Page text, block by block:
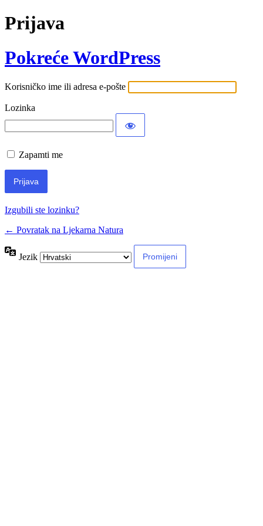
Prijava
Pokreće WordPress
Korisničko ime ili adresa e-pošte
Lozinka
Zapamti me
Izgubili ste lozinku?
← Povratak na Ljekarna Natura
Jezik